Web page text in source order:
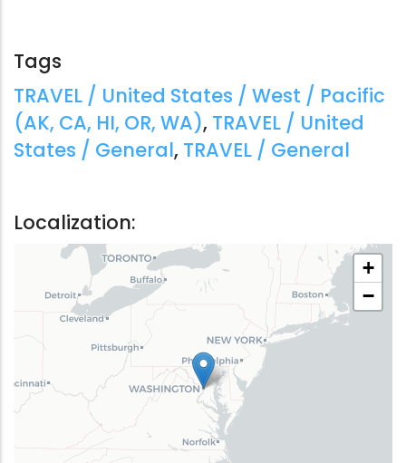
Tags
Tags:
TRAVEL / United States / West / Pacific
(AK, CA, HI, OR, WA), TRAVEL / United
States / General, TRAVEL / General
Localization:
+
−
E LA POLINESIA FRANCESE
AA.VV.